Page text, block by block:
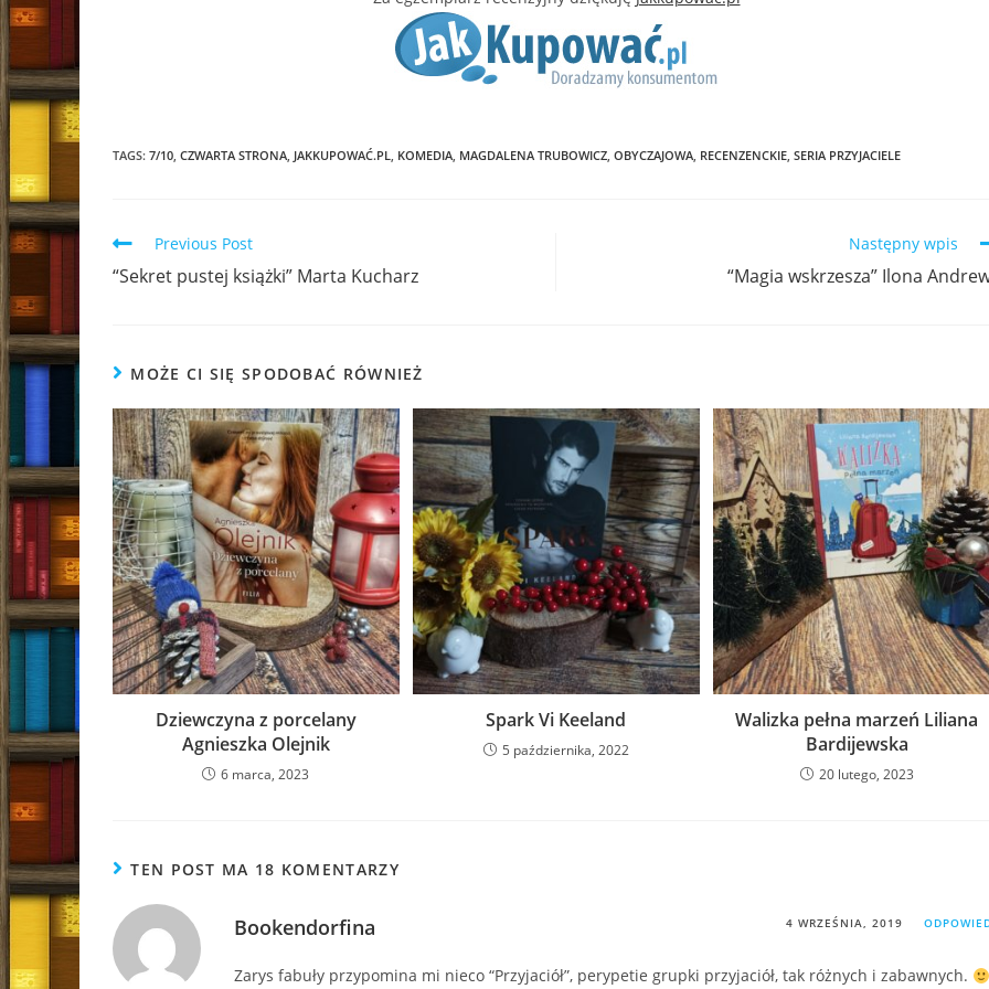
TAGS: 7/10 CZWARTA STRONA JAKKUPOWAĆ.PL KOMEDIA MAGDALENA TRUBOWICZ OBYCZAJOWA RECENZENCKIE SERIA PRZYJACIELE
Read
articles
Previous Post
“Sekret pustej książki” Marta Kucharz
Następny wpis
“Magia wskrzesza” Ilona
MOŻE CI SIĘ SPODOBAĆ RÓWNIEŻ
Dziewczyna z porcelany
Agnieszka Olejnik
6 marca, 2023
Spark Vi Keeland
5 października, 2022
Walizka pełna marzeń Liliana
Bardijewska
20 lutego, 2023
TEN POST MA 18 KOMENTARZY
Bookendorfina 4 WRZEŚNIA, 2019
Zarys fabuły przypomina mi nieco “Przyjaciół”, perypetie grupki przyjaciół, tak różnych i zabawnych.